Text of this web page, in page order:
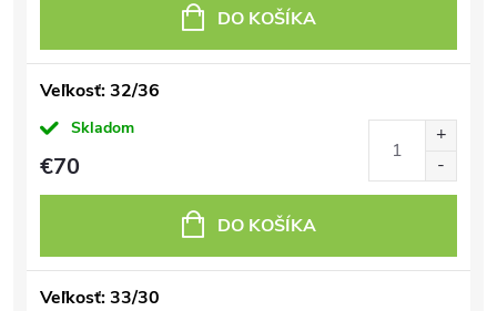
DO KOŠÍKA
Veľkosť: 32/36
Skladom
€70
DO KOŠÍKA
Veľkosť: 33/30